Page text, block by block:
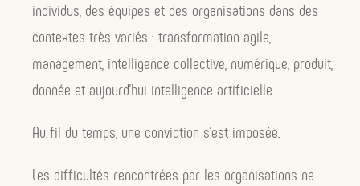
individus, des équipes et des organisations dans des
contextes très variés : transformation agile,
management, intelligence collective, numérique, produit,
donnée et aujourd’hui intelligence artificielle.
Au fil du temps, une conviction s’est imposée.
Les difficultés rencontrées par les organisations ne